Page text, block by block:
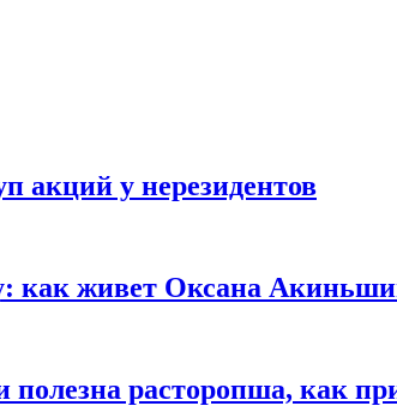
акций у нерезидентов
как живет Оксана
расторопша, как